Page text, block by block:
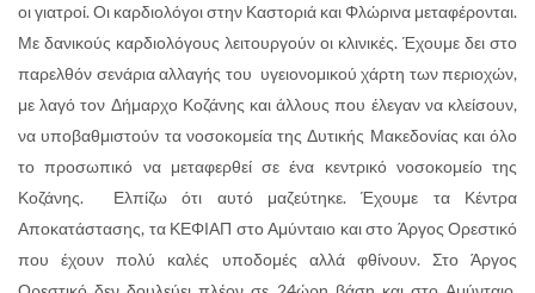
οι γιατροί. Οι καρδιολόγοι στην Καστοριά και Φλώρινα μεταφέρονται.
Με δανικούς καρδιολόγους λειτουργούν οι κλινικές. Έχουμε δει στο
παρελθόν σενάρια αλλαγής του υγειονομικού χάρτη των περιοχών,
με λαγό τον Δήμαρχο Κοζάνης και άλλους που έλεγαν να κλείσουν,
να υποβαθμιστούν τα νοσοκομεία της Δυτικής Μακεδονίας και όλο
το προσωπικό να μεταφερθεί σε ένα κεντρικό νοσοκομείο της
Κοζάνης. Ελπίζω ότι αυτό μαζεύτηκε. Έχουμε τα Κέντρα
Αποκατάστασης, τα ΚΕΦΙΑΠ στο Αμύνταιο και στο Άργος Ορεστικό
που έχουν πολύ καλές υποδομές αλλά φθίνουν. Στο Άργος